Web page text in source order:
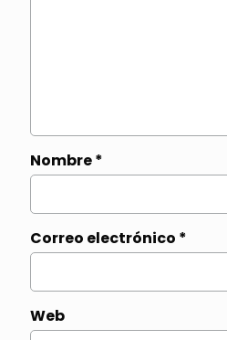
Nombre*
Correo electrónico *
Web